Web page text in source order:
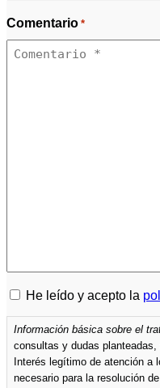
Comentario *
Política
de
privacidad
He leído y acepto la
Información básica sobre el
Interés legítimo de atención
necesario para la resolución